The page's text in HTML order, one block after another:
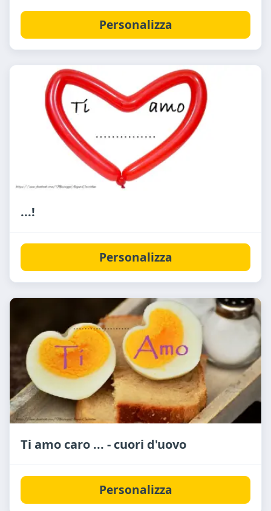
Personalizza
...!
Personalizza
Ti amo caro ... - cuori d'uovo
Personalizza